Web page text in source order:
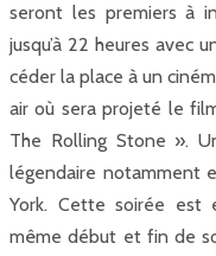
seront les premiers à
jusqu’à 22 heures avec
céder la place à un
air où sera projeté le
The Rolling Stone ».
légendaire notamment
York. Cette soirée est
même début et fin de